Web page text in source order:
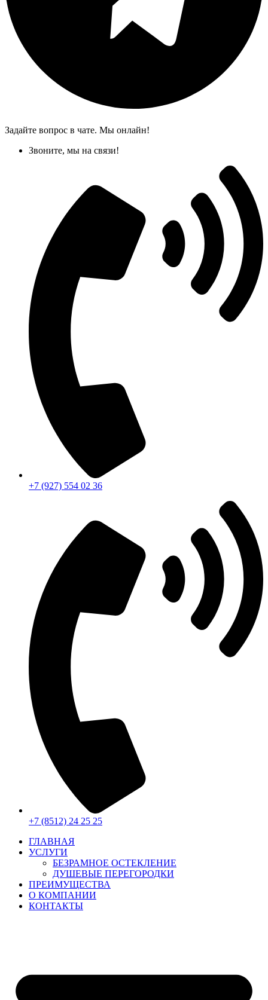
Задайте вопрос в чате. Мы онлайн!
Звоните, мы на связи!
+7 (927) 554 02 36
+7 (8512) 24 25 25
ГЛАВНАЯ
УСЛУГИ
БЕЗРАМНОЕ ОСТЕКЛЕНИЕ
ДУШЕВЫЕ ПЕРЕГОРОДКИ
ПРЕИМУЩЕСТВА
О КОМПАНИИ
КОНТАКТЫ